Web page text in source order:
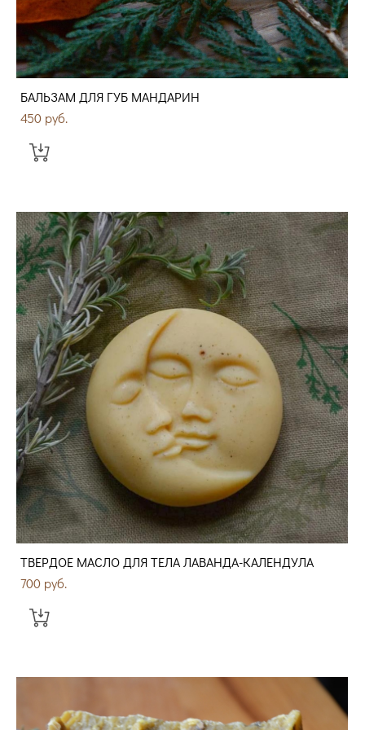
БАЛЬЗАМ ДЛЯ ГУБ МАНДАРИН
450 pуб.
ТВЕРДОЕ МАСЛО ДЛЯ ТЕЛА ЛАВАНДА-КАЛЕНДУЛА
700 pуб.